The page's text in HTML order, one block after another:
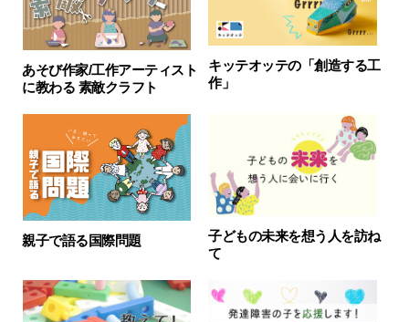
あそび作家/工作アーティスト
に教わる 素敵クラフト
キッテオッテの「創造する工
作」
親子で語る国際問題
子どもの未来を想う人を訪ね
て